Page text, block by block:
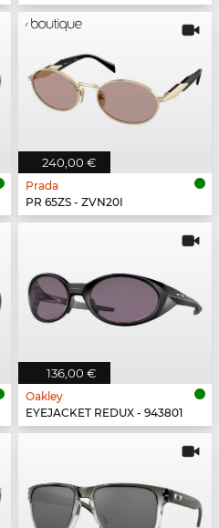
240,00 €
Prada
PR 65ZS - ZVN20I
136,00 €
Oakley
EYEJACKET REDUX - 943801